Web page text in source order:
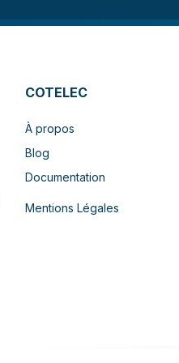
COTELEC
À propos
Blog
Documentation
Mentions Légales